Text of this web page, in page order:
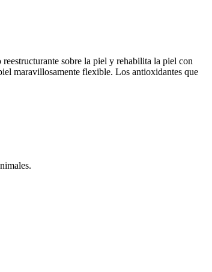
sobre la piel y rehabilita la piel con
maravillosamente flexible. Los antioxidantes que